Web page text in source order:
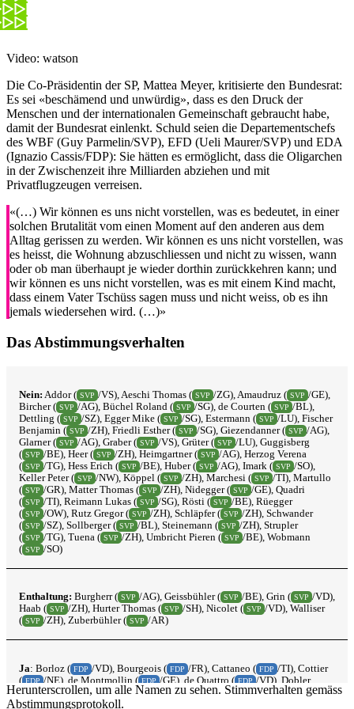
Video: watson
Die Co-Präsidentin der SP, Mattea Meyer, kritisierte den Bundesrat:
Es sei «beschämend und unwürdig», dass es den Druck der
Menschen und der internationalen Gemeinschaft gebraucht habe,
damit der Bundesrat einlenkt. Schuld seien die Departementschefs
des WBF (Guy Parmelin/SVP), EFD (Ueli Maurer/SVP) und EDA
(Ignazio Cassis/FDP): Sie hätten es ermöglicht, dass die Oligarchen
in der Zwischenzeit ihre Milliarden abziehen und mit
Privatflugzeugen verreisen.
«(…) Wir können es uns nicht vorstellen, was es bedeutet, in einer
solchen Brutalität vom einen Moment auf den anderen aus dem
Alltag gerissen zu werden. Wir können es uns nicht vorstellen, was
es heisst, die Wohnung abzuschliessen und nicht zu wissen, wann
oder ob man überhaupt je wieder dorthin zurückkehren kann; und
wir können es uns nicht vorstellen, was es mit einem Kind macht,
dass einem Vater Tschüss sagen muss und nicht weiss, ob es ihn
jemals wiedersehen wird. (…)»
Das Abstimmungsverhalten
Nein: Addor ( SVP /VS), Aeschi Thomas ( SVP /ZG), Amaudruz ( SVP /GE),
Bircher ( SVP /AG), Büchel Roland ( SVP /SG), de Courten ( SVP /BL),
Dettling ( SVP /SZ), Egger Mike ( SVP /SG), Estermann ( SVP /LU), Fischer
Benjamin ( SVP /ZH), Friedli Esther ( SVP /SG), Giezendanner ( SVP /AG),
Glarner ( SVP /AG), Graber ( SVP /VS), Grüter ( SVP /LU), Guggisberg
( SVP /BE), Heer ( SVP /ZH), Heimgartner ( SVP /AG), Herzog Verena
( SVP /TG), Hess Erich ( SVP /BE), Huber ( SVP /AG), Imark ( SVP /SO),
Keller Peter ( SVP /NW), Köppel ( SVP /ZH), Marchesi ( SVP /TI), Martullo
( SVP /GR), Matter Thomas ( SVP /ZH), Nidegger ( SVP /GE), Quadri
( SVP /TI), Reimann Lukas ( SVP /SG), Rösti ( SVP /BE), Rüegger
( SVP /OW), Rutz Gregor ( SVP /ZH), Schläpfer ( SVP /ZH), Schwander
( SVP /SZ), Sollberger ( SVP /BL), Steinemann ( SVP /ZH), Strupler
( SVP /TG), Tuena ( SVP /ZH), Umbricht Pieren ( SVP /BE), Wobmann
( SVP /SO)
Enthaltung: Burgherr ( SVP /AG), Geissbühler ( SVP /BE), Grin ( SVP /VD),
Haab ( SVP /ZH), Hurter Thomas ( SVP /SH), Nicolet ( SVP /VD), Walliser
( SVP /ZH), Zuberbühler ( SVP /AR)
Ja: Borloz ( FDP /VD), Bourgeois ( FDP /FR), Cattaneo ( FDP /TI), Cottier
( FDP /NE), de Montmollin ( FDP /GE), de Quattro ( FDP /VD), Dobler
( FDP /SG), Farinelli ( FDP /TI), Feller ( FDP /VD), Fiala ( FDP /ZH), Fluri
( FDP /SO), Giacometti (
Herunterscrollen, um alle Namen zu sehen. Stimmverhalten gemäss
Abstimmungsprotokoll.